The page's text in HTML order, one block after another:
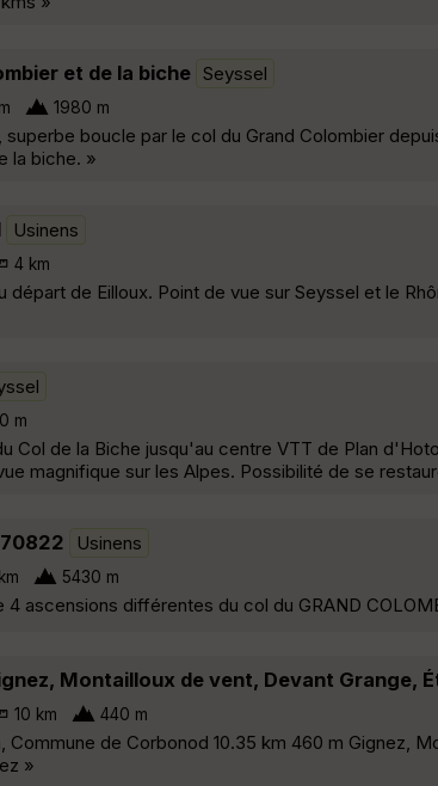
et de la biche Seyssel
1980 m
superbe boucle par le col du Grand Colombier
la biche. »
Usinens
4 km
départ de Eilloux. Point de vue sur Seyssel et le
m
Col de la Biche jusqu'au centre VTT de Plan
magnifique sur les Alpes. Possibilité de se
Usinens
5430 m
ascensions différentes du col du GRAND
Montailloux de vent, Devant Grange,
10 km 440 m
Commune de Corbonod 10.35 km 460 m Gignez,
»